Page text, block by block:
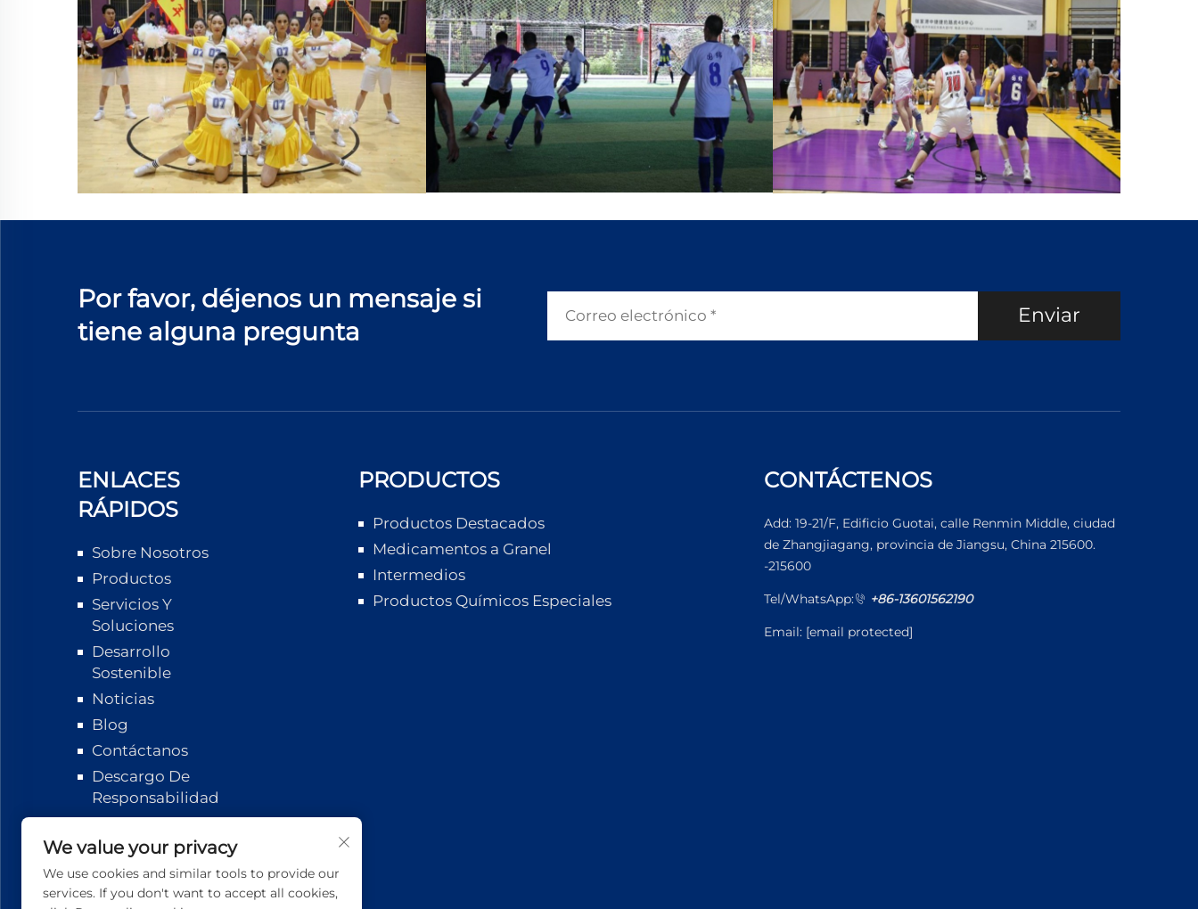
Por favor, déjenos un mensaje si
tiene alguna pregunta
Enviar
ENLACES
RÁPIDOS
Sobre Nosotros
Productos
Servicios Y
Soluciones
Desarrollo
Sostenible
Noticias
Blog
Contáctanos
Descargo De
Responsabilidad
Logístico
PRODUCTOS
Productos Destacados
Medicamentos a Granel
Intermedios
Productos Químicos Especiales
CONTÁCTENOS
Add: 19-21/F, Edificio Guotai, calle Renmin Middle, ciudad
de Zhangjiagang, provincia de Jiangsu, China 215600.
-215600
Tel/WhatsApp: +86-13601562190
Email: [email protected]
We value your privacy
We use cookies and similar tools to provide our
services. If you don't want to accept all cookies,